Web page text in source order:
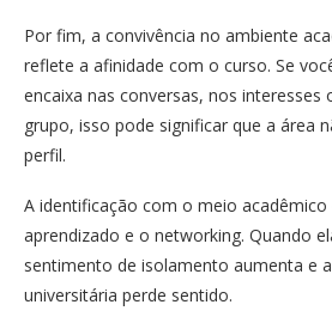
Por fim, a convivência no ambiente
reflete a afinidade com o curso. Se
encaixa nas conversas, nos interesses
grupo, isso pode significar que a área
perfil.
A identificação com o meio
aprendizado e o networking. Quando
sentimento de isolamento aumenta e
universitária perde sentido.